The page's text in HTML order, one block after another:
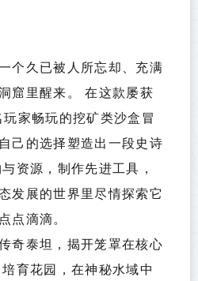
个久已被人所忘却、充满
窟里醒来。 在这款屡获
家畅玩的挖矿类沙盒冒
己的选择塑造出一段史诗
资源，制作先进工具，
发展的世界里尽情探索它
点滴滴。
奇泰坦，揭开笼罩在核心
育花园，在神秘水域中